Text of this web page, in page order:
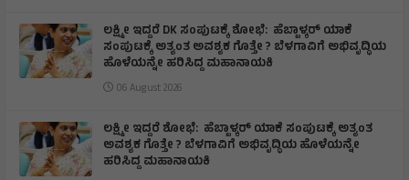
ಲಕ್ಷ್ಮೀ ಇದ್ದರೆ DK ಸಂಪುಟಕ್ಕೆ ಶೋಭೆ: ಹೆಬ್ಬಾಳ್ಕರ್ ಯಾಕೆ
ಸಂಪುಟಕ್ಕೆ ಅತ್ಯಂತ ಅವಶ್ಯಕ ಗೊತ್ತೇ ? ಬೆಳಗಾವಿಗೆ ಅಭಿವೃದ್ಧಿಯ
ಹೊಳೆಯನ್ನೇ ಹರಿಸಿದ್ದ ಮಹಾನಾಯಕಿ
06 August 2026
ಲಕ್ಷ್ಮೀ ಇದ್ದರೆ ಶೋಭೆ: ಹೆಬ್ಬಾಳ್ಕರ್ ಯಾಕೆ ಸಂಪುಟಕ್ಕೆ ಅತ್ಯಂತ
ಅವಶ್ಯಕ ಗೊತ್ತೇ ? ಬೆಳಗಾವಿಗೆ ಅಭಿವೃದ್ಧಿಯ ಹೊಳೆಯನ್ನೇ
ಹರಿಸಿದ್ದ ಮಹಾನಾಯಕಿ